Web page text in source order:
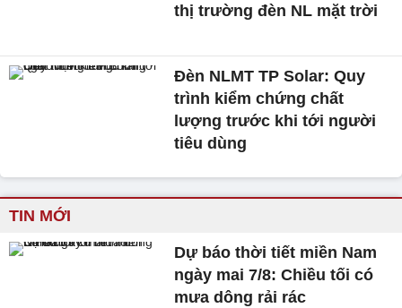
thị trường đèn NL mặt trời
Đèn NLMT TP Solar: Quy
trình kiểm chứng chất
lượng trước khi tới người
tiêu dùng
TIN MỚI
Dự báo thời tiết miền Nam
ngày mai 7/8: Chiều tối có
mưa dông rải rác